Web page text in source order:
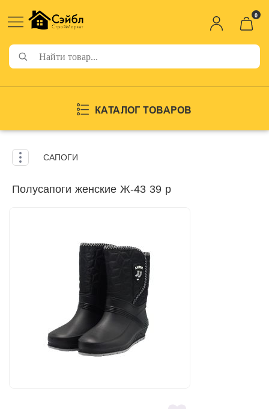
0
КАТАЛОГ ТОВАРОВ
САПОГИ
Полусапоги женские Ж-43 39 р